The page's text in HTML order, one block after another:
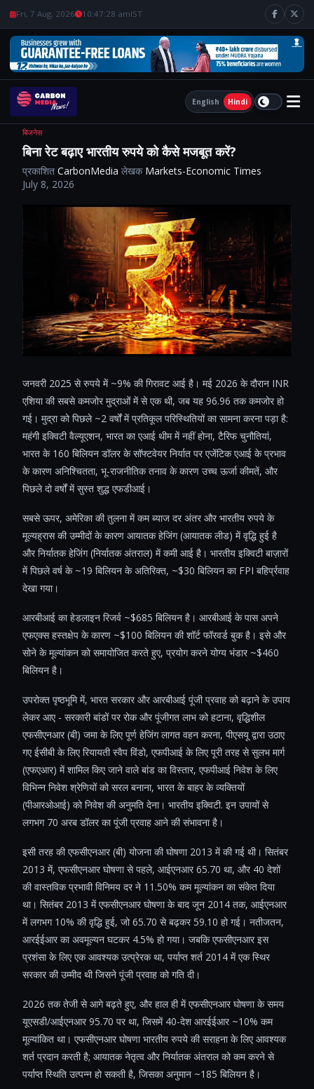
Fri, 7 Aug, 2026 10:47:30 amIST
English Hindi
बिजनेस
बिना रेट बढ़ाए भारतीय रुपये को कैसे मजबूत करें?
प्रकाशित CarbonMedia लेखक Markets-Economic Times
July 8, 2026
जनवरी 2025 से रुपये में ~9% की गिरावट आई है। मई 2026 के दौरान INR
एशिया की सबसे कमजोर मुद्राओं में से एक थी, जब यह 96.96 तक कमजोर हो
गई। मुद्रा को पिछले ~2 वर्षों में प्रतिकूल परिस्थितियों का सामना करना पड़ा है:
महंगी इक्विटी वैल्यूएशन, भारत का एआई थीम में नहीं होना, टैरिफ चुनौतियां,
भारत के 160 बिलियन डॉलर के सॉफ्टवेयर निर्यात पर एजेंटिक एआई के प्रभाव
के कारण अनिश्चितता, भू-राजनीतिक तनाव के कारण उच्च ऊर्जा कीमतें, और
पिछले दो वर्षों में सुस्त शुद्ध एफडीआई।
सबसे ऊपर, अमेरिका की तुलना में कम ब्याज दर अंतर और भारतीय रुपये के
मूल्यह्रास की उम्मीदों के कारण आयातक हेजिंग (आयातक लीड) में वृद्धि हुई है
और निर्यातक हेजिंग (निर्यातक अंतराल) में कमी आई है। भारतीय इक्विटी बाज़ारों
में पिछले वर्ष के ~19 बिलियन के अतिरिक्त, ~$30 बिलियन का FPI बहिर्प्रवाह
देखा गया।
आरबीआई का हेडलाइन रिजर्व ~$685 बिलियन है। आरबीआई के पास अपने
एफएक्स हस्तक्षेप के कारण ~$100 बिलियन की शॉर्ट फॉरवर्ड बुक है। इसे और
सोने के मूल्यांकन को समायोजित करते हुए, प्रयोग करने योग्य भंडार ~$460
बिलियन है।
उपरोक्त पृष्ठभूमि में, भारत सरकार और आरबीआई पूंजी प्रवाह को बढ़ाने के उपाय
लेकर आए - सरकारी बांडों पर रोक और पूंजीगत लाभ को हटाना, वृद्धिशील
एफसीएनआर (बी) जमा के लिए पूर्ण हेजिंग लागत वहन करना, पीएसयू द्वारा उठाए
गए ईसीबी के लिए रियायती स्वैप विंडो, एफपीआई के लिए पूरी तरह से सुलभ मार्ग
(एफएआर) में शामिल किए जाने वाले बांड का विस्तार, एफपीआई निवेश के लिए
विभिन्न निवेश श्रेणियों को सरल बनाना, भारत के बाहर के व्यक्तियों
(पीआरओआई) को निवेश की अनुमति देना। भारतीय इक्विटी. इन उपायों से
लगभग 70 अरब डॉलर का पूंजी प्रवाह आने की संभावना है।
इसी तरह की एफसीएनआर (बी) योजना की घोषणा 2013 में की गई थी। सितंबर
2013 में, एफसीएनआर घोषणा से पहले, आईएनआर 65.70 था, और 40 देशों
की वास्तविक प्रभावी विनिमय दर ने 11.50% कम मूल्यांकन का संकेत दिया
था। सितंबर 2013 में एफसीएनआर घोषणा के बाद जून 2014 तक, आईएनआर
में लगभग 10% की वृद्धि हुई, जो 65.70 से बढ़कर 59.10 हो गई। नतीजतन,
आरईईआर का अवमूल्यन घटकर 4.5% हो गया। जबकि एफसीएनआर इस
प्रशंसा के लिए एक आवश्यक उत्प्रेरक था, पर्याप्त शर्त 2014 में एक स्थिर
सरकार की उम्मीद थी जिसने पूंजी प्रवाह को गति दी।
2026 तक तेजी से आगे बढ़ते हुए, और हाल ही में एफसीएनआर घोषणा के समय
यूएसडी/आईएनआर 95.70 पर था, जिसमें 40-देश आरईईआर ~10% कम
मूल्यांकित था। एफसीएनआर घोषणा भारतीय रुपये की सराहना के लिए आवश्यक
शर्त प्रदान करती है; आयातक नेतृत्व और निर्यातक अंतराल को कम करने से
पर्याप्त स्थिति उत्पन्न हो सकती है, जिसका अनुमान ~185 बिलियन है।